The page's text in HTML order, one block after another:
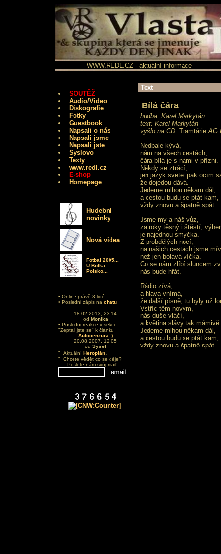
WWW.REDL.CZ - aktuální informace
SOUTĚŽ
Audio/Video
Diskografie
Fotky
Guestbook
Napsali o nás
Napsali jsme
Napsali jste
Syslovo
Texty
www.redl.cz
E-shop
Homepage
Hudební
novinky
Nová videa
Fotbal 2005...
U Bolka...
Polsko...
• Online právě 3 lidé.
• Posledni zápis na chatu
18.02.2013, 23:14
od Monika
• Posledni reakce v sekci
"Zeptali jste se" k článku
Autocenzura :)
20.08.2007, 12:05
od Sysel
" Aktuální Heroplán.
" Chcete vědět co se děje?
Pošlete nám svůj mail!
Text
Bílá čára
hudba: Karel Markytán
text: Karel Markytán
vyšlo na CD: TramtárieAG
Nedbale kývá,
nám na všech cestách,
čára bílá je s námi v přízni.
Někdy se ztrácí,
jen jazyk světel pak očím
že dojedou dává.
Jedeme mlhou někam dál,
a cestou budu se ptát kam,
vždy znovu a špatně spát.
Jsme my a náš vůz,
za roky těsný i štěstí,
je najednou smyčka.
Z probdělých nocí,
na našich cestách jsme
než jen bolavá víčka.
Co se nám zlíbí sluncem
nás bude hřát.
Rádio zívá,
a hlava vnímá,
že další písně, tu byly už
Vstříc těm novým,
nás duše vláčí,
a květina slávy tak mámivě
Jedeme mlhou někam dál,
a cestou budu se ptát kam,
vždy znovu a špatně spát.